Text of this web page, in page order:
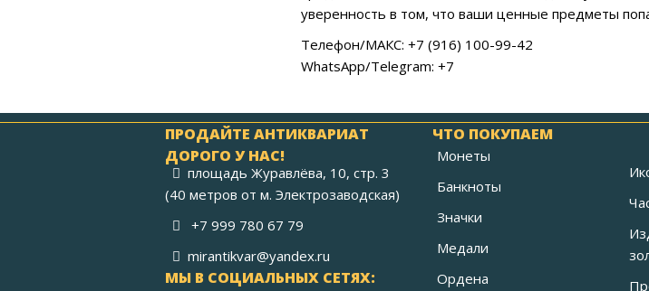
уверенность в том, что ваши ценные предметы
Телефон/МАКС: +7 (916) 100-99-42
WhatsApp/Telegram: +7
ПРОДАЙТЕ АНТИКВАРИАТ
ДОРОГО У НАС!
площадь Журавлёва, 10, стр. 3
(40 метров от м. Электрозаводская)
+7 999 780 67 79
mirantikvar@yandex.ru
МЫ В СОЦИАЛЬНЫХ СЕТЯХ:
ЧТО ПОКУПАЕМ
Монеты
Банкноты
Значки
Медали
Ордена